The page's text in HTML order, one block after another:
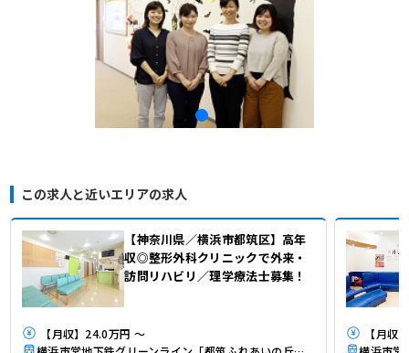
この求人と近いエリアの求人
【神奈川県／横浜市都筑区】高年
収◎整形外科クリニックで外来・
訪問リハビリ／理学療法士募集！
【月収】24.0万円 ～
【月収